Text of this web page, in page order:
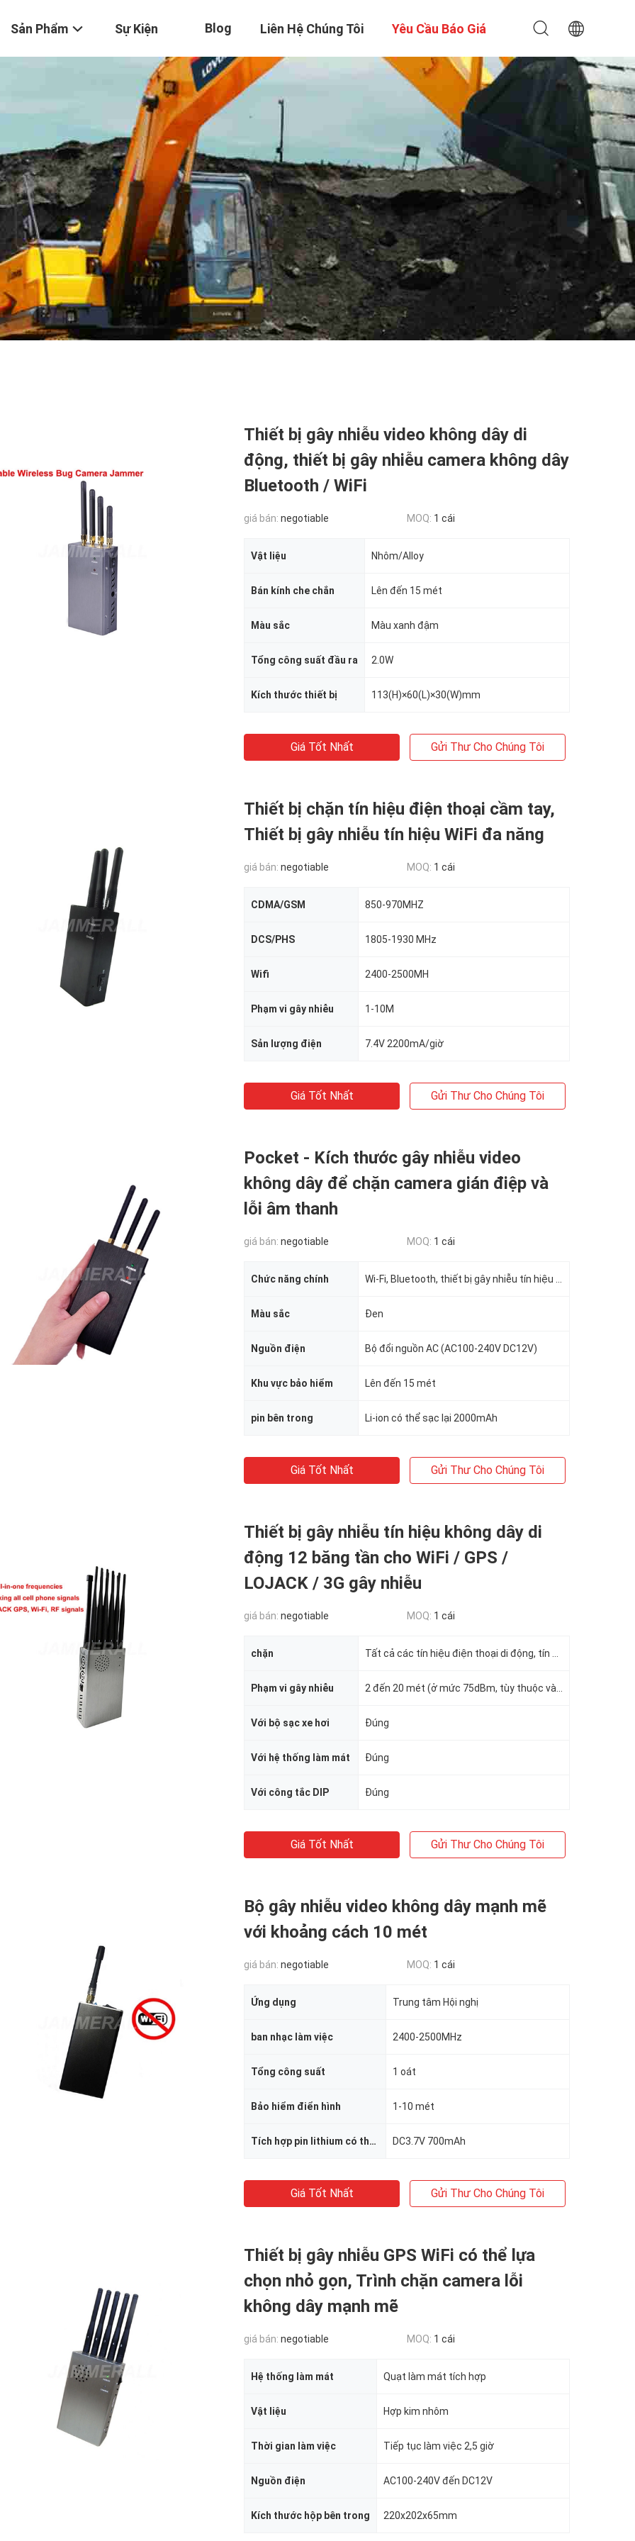
Sản Phẩm Sự Kiện Blog Liên Hệ Chúng Tôi Yêu Cầu Báo Giá
Thiết bị gây nhiễu video không dây di
động, thiết bị gây nhiễu camera không dây
Bluetooth / WiFi
giá bán: negotiable MOQ: 1 cái
Vật liệu Nhôm/Alloy
Bán kính che chắn Lên đến 15 mét
Màu sắc Màu xanh đậm
Tổng công suất đầu ra 2.0W
Kích thước thiết bị 113(H)×60(L)×30(W)mm
Giá Tốt Nhất Gửi Thư Cho Chúng Tôi
Thiết bị chặn tín hiệu điện thoại cầm tay,
Thiết bị gây nhiễu tín hiệu WiFi đa năng
giá bán: negotiable MOQ: 1 cái
CDMA/GSM 850-970MHZ
DCS/PHS 1805-1930 MHz
Wifi 2400-2500MH
Phạm vi gây nhiễu 1-10M
Sản lượng điện 7.4V 2200mA/giờ
Giá Tốt Nhất Gửi Thư Cho Chúng Tôi
Pocket - Kích thước gây nhiễu video
không dây để chặn camera gián điệp và
lỗi âm thanh
giá bán: negotiable MOQ: 1 cái
Chức năng chính
Màu sắc Đen
Nguồn điện Bộ đổi nguồn AC (AC100-240V DC12V)
Khu vực bảo hiểm Lên đến 15 mét
pin bên trong Li-ion có thể sạc lại 2000mAh
Giá Tốt Nhất Gửi Thư Cho Chúng Tôi
Thiết bị gây nhiễu tín hiệu không dây di
động 12 băng tần cho WiFi / GPS /
LOJACK / 3G gây nhiễu
giá bán: negotiable MOQ: 1 cái
chặn
Phạm vi gây nhiễu
Với bộ sạc xe hơi Đúng
Với hệ thống làm mát Đúng
Với công tắc DIP Đúng
Giá Tốt Nhất Gửi Thư Cho Chúng Tôi
Bộ gây nhiễu video không dây mạnh mẽ
với khoảng cách 10 mét
giá bán: negotiable MOQ: 1 cái
Ứng dụng Trung tâm Hội nghị
ban nhạc làm việc 2400-2500MHz
Tổng công suất 1 oát
Bảo hiểm điển hình 1-10 mét
Tích hợp pin lithium có thể sạc lại DC3.7V 700mAh
Giá Tốt Nhất Gửi Thư Cho Chúng Tôi
Thiết bị gây nhiễu GPS WiFi có thể lựa
chọn nhỏ gọn, Trình chặn camera lỗi
không dây mạnh mẽ
giá bán: negotiable MOQ: 1 cái
Hệ thống làm mát Quạt làm mát tích hợp
Vật liệu Hợp kim nhôm
Thời gian làm việc Tiếp tục làm việc 2,5 giờ
Nguồn điện AC100-240V đến DC12V
Kích thước hộp bên trong 220x202x65mm